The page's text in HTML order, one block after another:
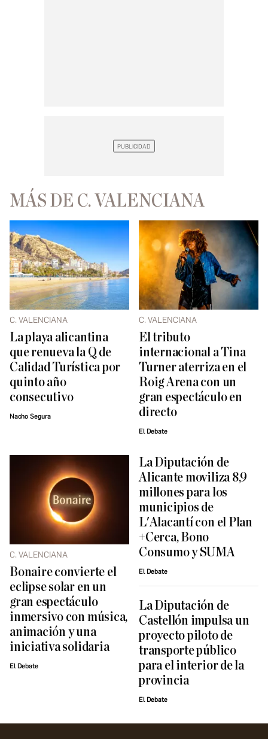
MÁS DE C. VALENCIANA
C. VALENCIANA
La playa alicantina
que renueva la Q de
Calidad Turística por
quinto año
consecutivo
Nacho Segura
C. VALENCIANA
El tributo
internacional a Tina
Turner aterriza en el
Roig Arena con un
gran espectáculo en
directo
El Debate
C. VALENCIANA
Bonaire convierte el
eclipse solar en un
gran espectáculo
inmersivo con música,
animación y una
iniciativa solidaria
El Debate
La Diputación de
Alicante moviliza 8,9
millones para los
municipios de
L'Alacantí con el Plan
+Cerca, Bono
Consumo y SUMA
El Debate
La Diputación de
Castellón impulsa un
proyecto piloto de
transporte público
para el interior de la
provincia
El Debate